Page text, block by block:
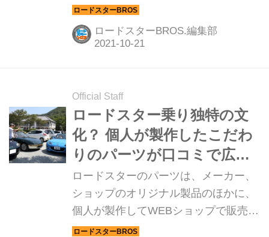
に達した2モデルだが、マツダが展開
しているレストア事業のおかげで、純
正パーツの大半を手に入れられる状況
こでマルハモータースが立ち上がっ
た！
ロードスターBROS.編集部
Official Staff
ロードスター乗り独特の文
化？ 個人が製作したこだわ
りのパーツが口コミで広が
っていく
ロードスターのパーツは、メーカー、
ショップのオリジナル製品のほかに、
個人が製作してWEBショップで販売し
ているパターンがある。ユーザー目線